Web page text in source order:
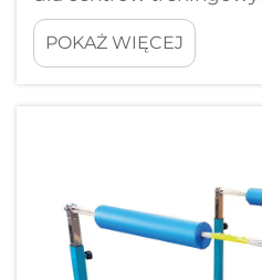
natężeniu wymaga
które uwzględnia
zawodników,
POKAŻ WIĘCEJ